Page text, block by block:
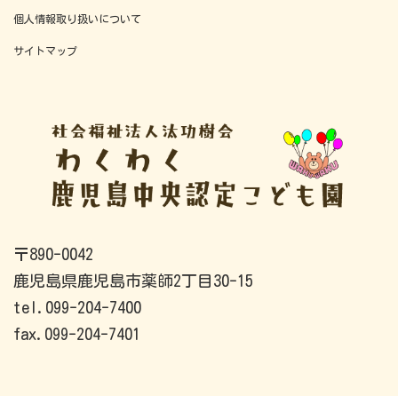
個人情報取り扱いについて
サイトマップ
〒890-0042
鹿児島県鹿児島市薬師2丁目30-15
tel.099-204-7400
fax.099-204-7401